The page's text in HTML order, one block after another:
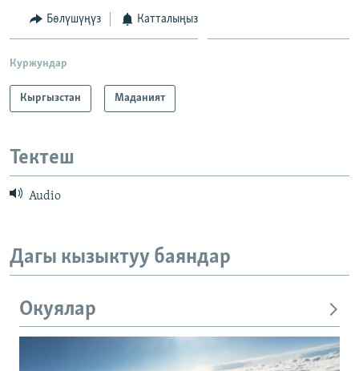
Бөлүшүңүз Катталыңыз
Куржундар
Кыргызстан Маданият
Тектеш
Audio
Дагы кызыктуу баяндар
Окуялар